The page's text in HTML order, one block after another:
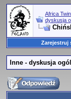
Africa
dyskusja
Zarejestruj
Inne - dyskusja